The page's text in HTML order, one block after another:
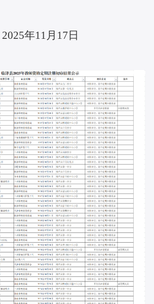
2025年11月17日